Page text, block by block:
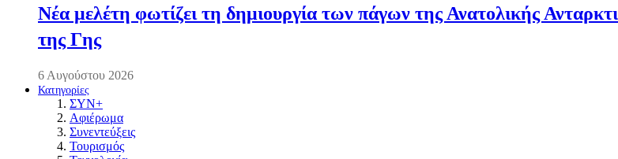
Νέα μελέτη φωτίζει τη δημιουργία των πάγων της Ανατολικής
της Γης
6 Αυγούστου 2026
Κατηγορίες
ΣΥΝ+
Αφιέρωμα
Συνεντεύξεις
Τουρισμός